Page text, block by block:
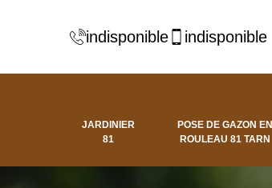
indisponible indisponible
JARDINIER
81
POSE DE GAZON EN
ROULEAU 81 TARN